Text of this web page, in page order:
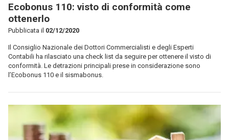
Ecobonus 110: visto di conformità come
ottenerlo
Pubblicata il 02/12/2020
Il Consiglio Nazionale dei Dottori Commercialisti e degli Esperti
Contabili ha rilasciato una check list da seguire per ottenere il visto di
conformità. Le detrazioni principali prese in considerazione sono
l’Ecobonus 110 e il sismabonus.